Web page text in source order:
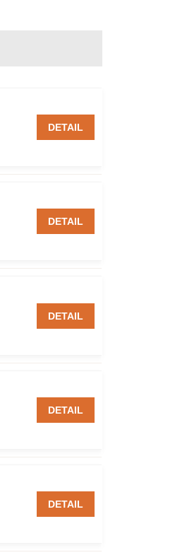
DETAIL
DETAIL
DETAIL
DETAIL
DETAIL